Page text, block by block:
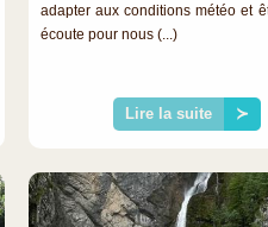
adapter aux conditions météo et
écoute pour nous (...)
Lire la suite ≻